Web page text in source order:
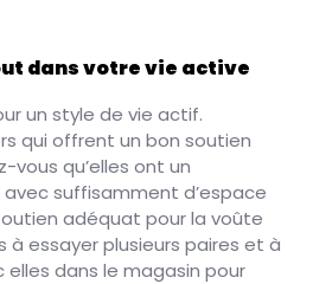
dans votre vie active
un style de vie actif.
qui offrent un bon soutien
vous qu’elles ont un
suffisamment d’espace
adéquat pour la voûte
à essayer plusieurs paires et à
elles dans le magasin pour